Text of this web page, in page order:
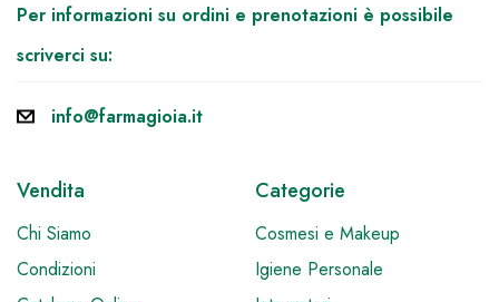
Per informazioni su ordini e prenotazioni è possibile
scriverci su:
info@farmagioia.it
Vendita
Chi Siamo
Condizioni
Categorie
Cosmesi e Makeup
Igiene Personale